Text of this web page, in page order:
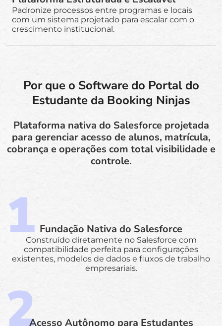
Padronize processos entre programas e locais
com um sistema projetado para escalar com o
crescimento institucional.
Por que o Software do Portal do
Estudante da Booking Ninjas
Plataforma nativa do Salesforce projetada
para gerenciar acesso de alunos, matrícula,
cobrança e operações com total visibilidade e
controle.
Fundação Nativa do Salesforce
Construído diretamente no Salesforce com
compatibilidade perfeita para configurações
existentes, modelos de dados e fluxos de trabalho
empresariais.
Acesso Autônomo para Estudantes